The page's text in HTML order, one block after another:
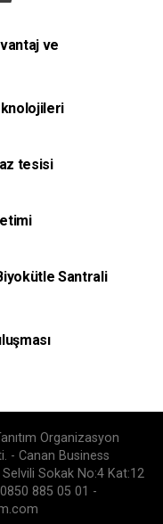
ve
tesisi
Santrali
Organizasyon
- Canan Business
Sokak No:4 Kat:12
885 05 01 -